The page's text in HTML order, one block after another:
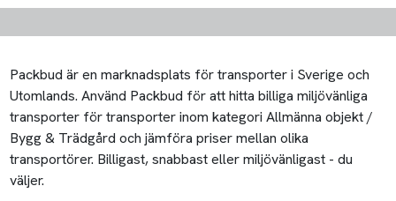
Packbud är en marknadsplats för transporter i Sverige och
Utomlands. Använd Packbud för att hitta billiga miljövänliga
transporter för transporter inom kategori Allmänna objekt /
Bygg & Trädgård och jämföra priser mellan olika
transportörer. Billigast, snabbast eller miljövänligast - du
väljer.